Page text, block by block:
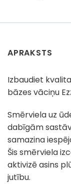
APRAKSTS
Izbaudiet
bāzes vāciņu
Smērviela uz
dabīgām
samazina
Šis smērviela
aktivizē asins
jutību.